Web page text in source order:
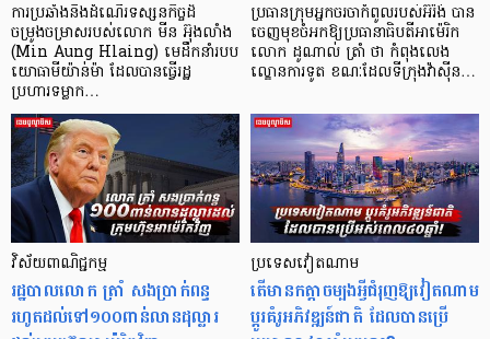
ការប្រឆាំងនឹងដំណើរទស្សនកិច្ចដ៏
ចម្រូងចម្រាសរបស់លោក មីន អ៊ុងលាំង
(Min Aung Hlaing) មេដឹកនាំរបប
យោធាមីយ៉ាន់ម៉ា ដែលបានធ្វើរដ្ឋ
ប្រហារទម្លាក…
ប្រធានក្រុមអ្នកចរចាកំពូលរបស់អ៊ីរ៉ង់ បាន
ចេញមុខចំអកឱ្យប្រធានាធិបតីអាម៉េរិក
លោក ដូណាល់ ត្រាំ ថា កំពុងលេង
ល្ខោនការទូត ខណៈដែលទីក្រុងវ៉ាស៊ីន…
វិស័យ​ពាណិជ្ជកម្ម
រដ្ឋបាលលោក ត្រាំ សងប្រាក់ពន្ធ
រហូតដល់ទៅ១០០ពាន់លានដុល្លារ
ប្រទេសវៀតណាម
តើមានកត្តាចម្បងអ្វីជំរុញឱ្យវៀតណាម
ប្តូរគំរូអភិវឌ្ឍន៍ជាតិ ដែលបានប្រើ